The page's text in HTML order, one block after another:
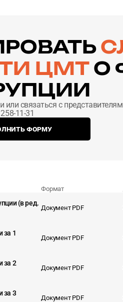
ЦМТО
связаться с
258-11-31
ФОРМУ
Формат
(в ред.
Документ PDF
за 1
Документ PDF
за 2
Документ PDF
за 3
Документ PDF